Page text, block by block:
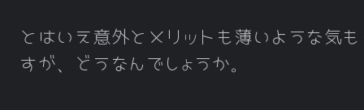
とはいえ意外とメリットも薄いような気も
すが、どうなんでしょうか。